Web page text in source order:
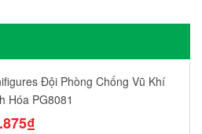
Đội Phòng Chống Vũ Khí
Hóa PG8081